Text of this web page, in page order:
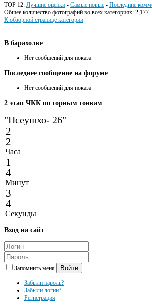
TOP 12: Лучшие оценки - Самые новые - Последние
Общее количество фотографий во всех категориях: 2,177
К обзорной странице категории
В барахолке
Нет сообщений для показа
Последнее сообщение на форуме
Нет сообщений для показа
2 этап ЧКК по горным гонкам
"Псеушхо- 26"
2
2
Часа
1
4
Минут
3
4
Секунды
Вход на сайт
Запомнить меня Войти
Забыли пароль?
Забыли логин?
Регистрация